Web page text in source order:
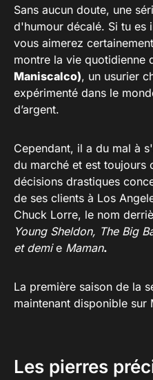
Sans aucun doute, une
d'humour décalé. Si tu es
vous aimerez certainement
montre la vie quotidienne
Maniscalco), un usurier
expérimenté dans le
d’argent.
Cependant, il a du mal à
du marché et est toujours
décisions drastiques
de ses clients à Los
Chuck Lorre, le nom
Young Sheldon, The Big
et demie Maman.
La première saison de la
maintenant disponible sur
Les pierres